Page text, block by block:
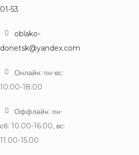
01-53
oblako-
donetsk@yandex.com
Онлайн: пн-вс:
10:00-18:00
Оффлайн: пн-
сб: 10.00-16.00, вс:
11.00-15.00